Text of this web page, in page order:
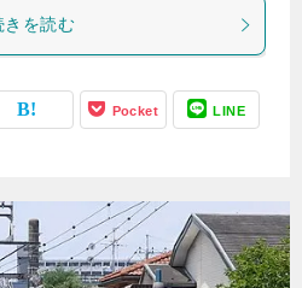
きを読む
Pocket LINE